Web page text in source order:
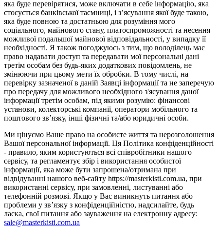
яка буде перевірятися, може включати в себе інформацію, яка
стосується банківської таємниці, і з’ясування якої буде такою,
яка буде повною та достатньою для розуміння мого
соціального, майнового стану, платоспроможності та несення
можливої подальшої майнової відповідальності, у випадку її
необхідності. Я також погоджуюсь з тим, що володілець має
право надавати доступ та передавати мої персональні дані
третім особам без будь-яких додаткових повідомлень, не
змінюючи при цьому мети їх обробки. В тому числі, на
перевірку зазначеної в даній Заявці інформації та не заперечую
про передачу для можливого необхідного з'ясування даної
інформації третім особам, під якими розумію: фінансові
установи, колекторські компанії, оператори мобільного та
поштового зв’язку, інші фізичні та/або юридичні особи.
Ми цінуємо Ваше право на особисте життя та нерозголошення
Вашої персональної інформації. Ця Політика конфіденційності
- правило, яким користуються всі співробітники нашого
сервісу, та регламентує збір і використання особистої
інформації, яка може бути запрошена/отримана при
відвідуванні нашого веб-сайту https://masterkisti.com.ua, при
використанні сервісу, при замовленні, листуванні або
телефонній розмові. Якщо у Вас виникнуть питання або
проблеми у зв’язку з конфіденційністю, надсилайте, будь
ласка, свої питання або зауваження на електронну адресу:
sale@masterkisti.com.ua